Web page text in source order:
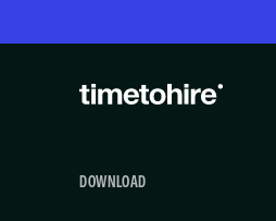
DOWNLOAD